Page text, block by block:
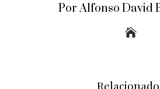
Por Alfonso David